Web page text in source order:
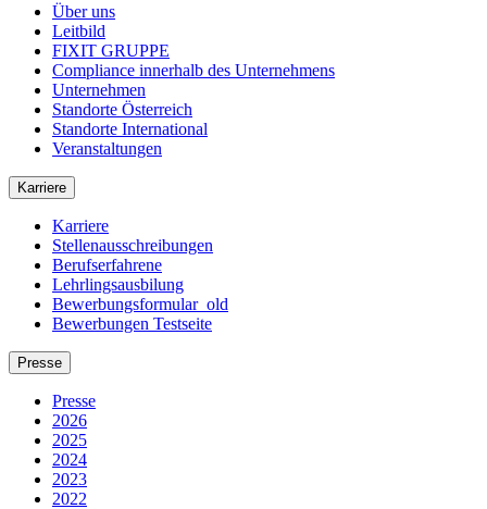
Über uns
Leitbild
FIXIT GRUPPE
Compliance innerhalb des Unternehmens
Unternehmen
Standorte Österreich
Standorte International
Veranstaltungen
Karriere
Karriere
Stellenausschreibungen
Berufserfahrene
Lehrlingsausbilung
Bewerbungsformular_old
Bewerbungen Testseite
Presse
Presse
2026
2025
2024
2023
2022